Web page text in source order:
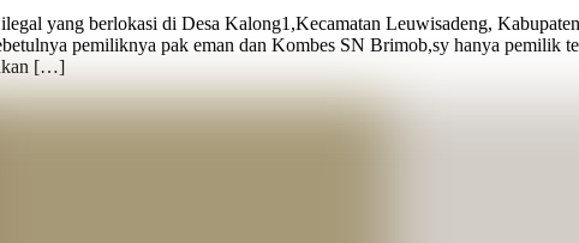
yang berlokasi di Desa Kalong1,Kecamatan Leuwisadeng,
pemiliknya pak eman dan Kombes SN Brimob,sy hanya pemilik
[…]